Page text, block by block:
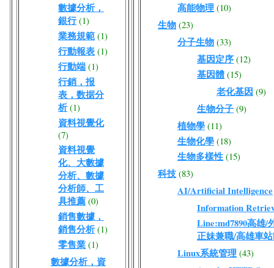
數據分析，
銀行 (1)
業務規範 (1)
行動報表 (1)
行動端 (1)
行銷，报
表，数据分
析 (1)
資料視覺化
(7)
資料視覺
化、大數據
分析、數據
分析師、工
具推薦 (0)
銷售數據，
銷售分析 (1)
零售業 (1)
數據分析，資
高能物理 (10)
生物 (23)
分子生物 (33)
基因定序 (12)
基因體 (15)
老化基因 (9)
生物分子 (9)
植物學 (11)
生物化學 (18)
生物多樣性 (15)
科技 (83)
AI/Artificial Intelligence
Information
Line:md7890高雄/
正妹兼職/高雄車
Linux系統管理 (43)